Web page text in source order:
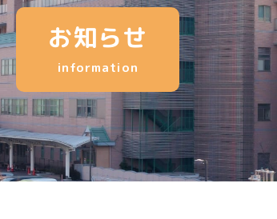
お知らせ
information